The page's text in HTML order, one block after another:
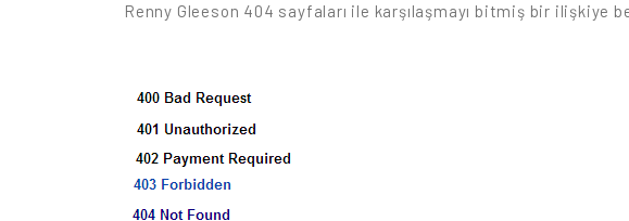
Renny Gleeson 404 sayfaları ile karşılaşmayı bitmiş bir ilişkiye